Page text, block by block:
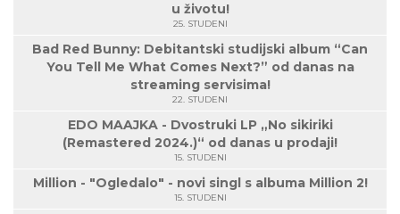
u životu!
25. STUDENI
Bad Red Bunny: Debitantski studijski album “Can
You Tell Me What Comes Next?” od danas na
streaming servisima!
22. STUDENI
EDO MAAJKA - Dvostruki LP „No sikiriki
(Remastered 2024.)“ od danas u prodaji!
15. STUDENI
Million - "Ogledalo" - novi singl s albuma Million 2!
15. STUDENI